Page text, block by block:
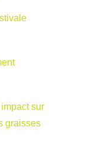
sur
graisses